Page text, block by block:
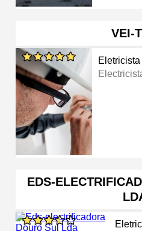
VEI-
Eletricista
EDS-